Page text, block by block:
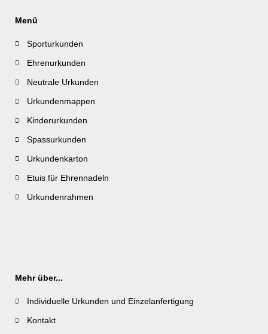
Menü
Sporturkunden
Ehrenurkunden
Neutrale Urkunden
Urkundenmappen
Kinderurkunden
Spassurkunden
Urkundenkarton
Etuis für Ehrennadeln
Urkundenrahmen
Mehr über...
Individuelle Urkunden und Einzelanfertigung
Kontakt